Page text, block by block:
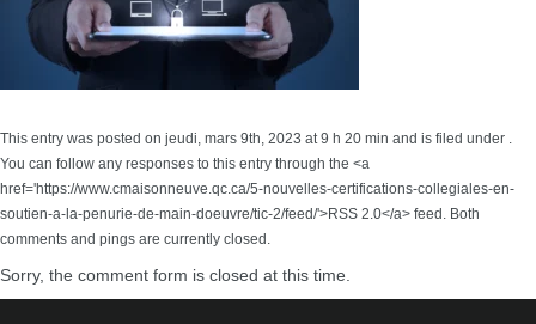
This entry was posted on jeudi, mars 9th, 2023 at 9 h 20 min and is filed under .
You can follow any responses to this entry through the <a
href='https://www.cmaisonneuve.qc.ca/5-nouvelles-certifications-collegiales-en-
soutien-a-la-penurie-de-main-doeuvre/tic-2/feed/'>RSS 2.0</a> feed. Both
comments and pings are currently closed.
Sorry, the comment form is closed at this time.